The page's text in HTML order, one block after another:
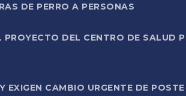
DE PERRO A PERSONAS
DEL CENTRO DE SALUD
CAMBIO URGENTE DE